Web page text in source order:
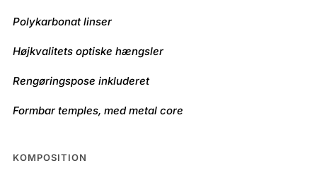
Polykarbonat linser
Højkvalitets optiske hængsler
Rengøringspose inkluderet
Formbar temples, med metal core
KOMPOSITION